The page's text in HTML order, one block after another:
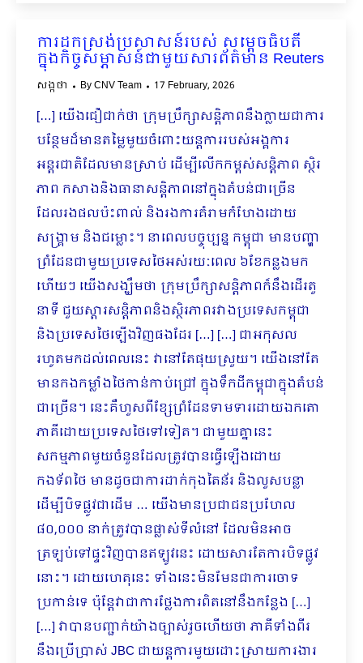
ការដកស្រង់ប្រសាសន៍របស់ សម្ដេចធិបតី
ក្នុងកិច្ចសម្ភាសន៍ជាមួយសារព័ត៌មាន Reuters
សង្កថា ByCNV Team 17 February, 2026
[…] យើងជឿជាក់ថា ក្រុមប្រឹក្សាសន្តិភាពនឹងក្លាយជាការ
បន្ថែមដ៏មានតម្លៃមួយចំពោះយន្តការរបស់អង្គការ
អន្តរជាតិដែលមានស្រាប់ ដើម្បីលើកកម្ពស់សន្តិភាព ស្ថិរ
ភាព កសាងនិងធានាសន្តិភាពនៅក្នុងតំបន់ជាច្រើន
ដែលរងផលប៉ះពាល់ និងរងការគំរាមកំហែងដោយ
សង្គ្រាម និងជម្លោះ។ នាពេលបច្ចុប្បន្ន កម្ពុជា មានបញ្ហា
ព្រំដែនជាមួយប្រទេសថៃអស់រយៈពេល ៦ខែកន្លងមក
ហើយៗ យើងសង្ឃឹមថា ក្រុមប្រឹក្សាសន្តិភាពក៏នឹងដើរតួ
នាទី ជួយស្តារសន្តិភាពនិងស្ថិរភាពរវាងប្រទេសកម្ពុជា
និងប្រទេសថៃឡើងវិញផងដែរ […] […] ជាអកុសល
រហូតមកដល់ពេលនេះ វានៅតែផុយស្រួយ។ យើងនៅតែ
មានកងកម្លាំងថៃកាន់កាប់ជ្រៅ ក្នុងទឹកដីកម្ពុជាក្នុងតំបន់
ជាច្រើន។ នេះគឺហួសពីខ្សែព្រំដែនទាមទារដោយឯកតោ
ភាគីដោយប្រទេសថៃទៅទៀត។ ជាមួយគ្នានេះ
សកម្មភាពមួយចំនួនដែលត្រូវបានធ្វើឡើងដោយ
កងទ័ពថៃ មានដូចជាការដាក់កុងតៃន័រ និងលួសបន្លា
ដើម្បីបិទផ្លូវជាដើម … យើងមានប្រជាជនប្រហែល
៨០,០០០ នាក់ត្រូវបានផ្លាស់ទីលំនៅ ដែលមិនអាច
ត្រឡប់ទៅផ្ទះវិញបានឥឡូវនេះ ដោយសារតែការបិទផ្លូវ
នោះ។ ដោយហេតុនេះ ទាំងនេះមិនមែនជាការចោទ
ប្រកាន់ទេ ប៉ុន្តែវាជាការថ្លែងការពិតនៅនឹងកន្លែង […]
[…] វាបានបញ្ជាក់យ៉ាងច្បាស់រួចហើយថា ភាគីទាំងពីរ
នឹងប្រើប្រាស់ JBC ជាយន្តការមួយដោះស្រាយការ​ងារ